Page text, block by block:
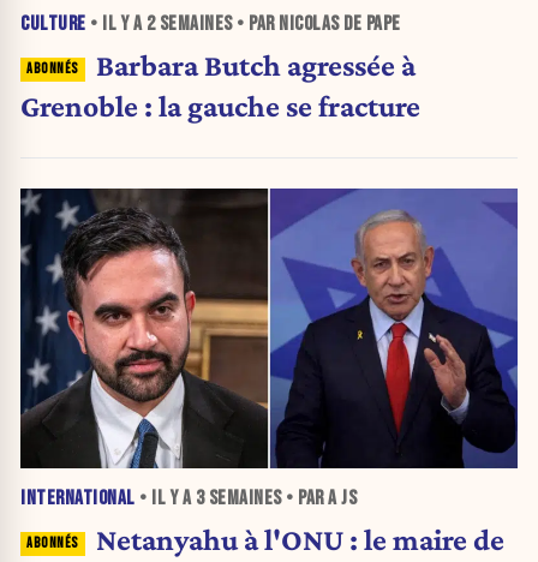
CULTURE • IL Y A 2 SEMAINES• PAR NICOLAS DE PAPE
Barbara Butch agressée à
Grenoble : la gauche se fracture
INTERNATIONAL • IL Y A 3 SEMAINES• PAR A JS
Netanyahu à l'ONU : le maire de